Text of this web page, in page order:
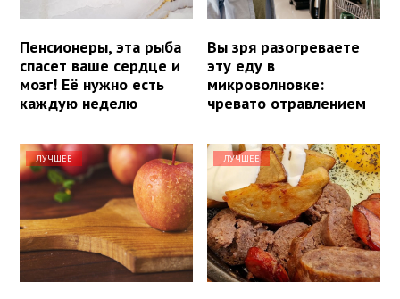
Пенсионеры, эта рыба
спасет ваше сердце и
мозг! Её нужно есть
каждую неделю
Вы зря разогреваете
эту еду в
микроволновке:
чревато отравлением
ЛУЧШЕЕ ЛУЧШЕЕ